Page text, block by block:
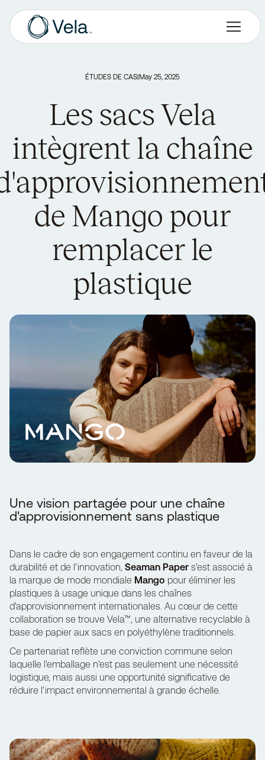
ÉTUDES DE CAS May 25, 2025
Les sacs Vela
intègrent la chaîne
de Mango pour
remplacer le
plastique
Une vision partagée pour une chaîne
d'approvisionnement sans plastique
Dans le cadre de son engagement continu en faveur de la
durabilité et de l'innovation, Seaman Paper s'est associé à
la marque de mode mondiale Mango pour éliminer les
plastiques à usage unique dans les chaînes
d'approvisionnement internationales. Au cœur de cette
collaboration se trouve Vela™, une alternative recyclable à
base de papier aux sacs en polyéthylène traditionnels.
Ce partenariat reflète une conviction commune selon
laquelle l'emballage n'est pas seulement une nécessité
logistique, mais aussi une opportunité significative de
réduire l'impact environnemental à grande échelle.